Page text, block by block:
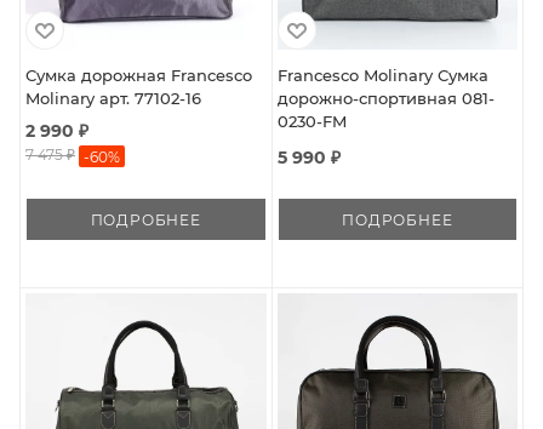
Сумка дорожная Francesco
Molinary арт. 77102-16
2 990 ₽
7 475 ₽ -60%
ПОДРОБНЕЕ
Francesco Molinary Сумка
дорожно-спортивная 081-
0230-FM
5 990 ₽
ПОДРОБНЕЕ